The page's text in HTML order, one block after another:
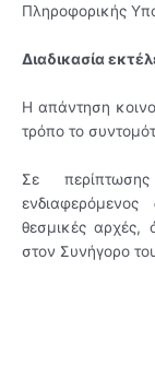
Πληροφορικής
Διαδικασία
Η απάντηση
τρόπο το
Σε
θεσμικές αρχές,
στον Συνήγορο